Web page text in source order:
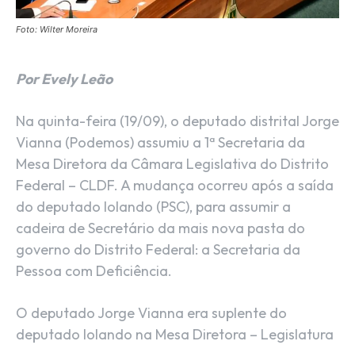
Foto: Wilter Moreira
Por Evely Leão
Na quinta-feira (19/09), o deputado distrital Jorge
Vianna (Podemos) assumiu a 1ª Secretaria da
Mesa Diretora da Câmara Legislativa do Distrito
Federal – CLDF. A mudança ocorreu após a saída
do deputado Iolando (PSC), para assumir a
cadeira de Secretário da mais nova pasta do
governo do Distrito Federal: a Secretaria da
Pessoa com Deficiência.
O deputado Jorge Vianna era suplente do
deputado Iolando na Mesa Diretora – Legislatura